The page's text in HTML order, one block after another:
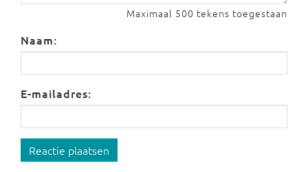
Maximaal 500 tekens toegestaan
Naam:
E-mailadres:
Reactie plaatsen